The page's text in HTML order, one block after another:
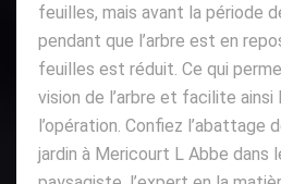
feuilles, mais avant la période
pendant que l’arbre est en
feuilles est réduit. Ce qui
vision de l’arbre et facilite ainsi
l’opération. Confiez l’abattage
jardin à Mericourt L Abbe dans